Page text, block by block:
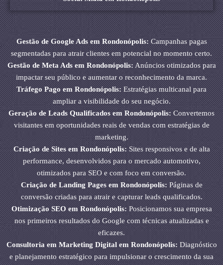
Gestão de Google Ads em Rondonópolis:Campanhas pagas
segmentadas para atrair clientes em potencial no momento certo.
Gestão de Meta Ads em Rondonópolis:Anúncios otimizados para
impactar seu público e aumentar o reconhecimento da marca.
Tráfego Pago em Rondonópolis: Estratégias multicanal para
ampliar a visibilidade do seu negócio.
Geração de Leads Qualificados em Rondonópolis:Convertemos
visitantes em oportunidades reais de vendas com estratégias de
marketing.
Criação de Sites em Rondonópolis:Sites responsivos e de alta
performance, desenvolvidos para o mercado automotivo,
otimizados para SEO e com foco em conversão.
Criação de Landing Pages em Rondonópolis:Páginas de
conversão criadas para atrair e capturar leads qualificados.
Otimização SEO em Rondonópolis:Posicionamos sua empresa
nos primeiros resultados do Google com técnicas atualizadas e
eficazes.
Consultoria em Marketing Digital em Rondonópolis:Diagnóstico
e planejamento estratégico para impulsionar o crescimento da sua